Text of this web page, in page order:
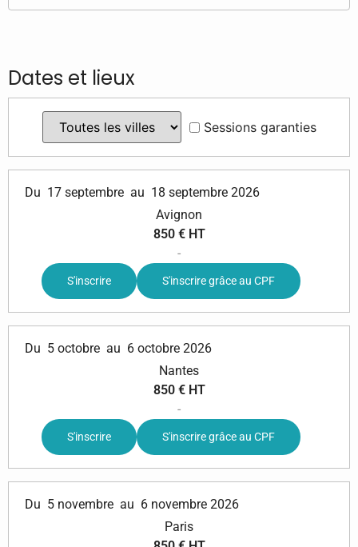
Dates et lieux
Sessions garanties
Du 17 septembre au 18 septembre 2026
Avignon
850 € HT
-
S'inscrire S'inscrire grâce au CPF
Du 5 octobre au 6 octobre 2026
Nantes
850 € HT
-
S'inscrire S'inscrire grâce au CPF
Du 5 novembre au 6 novembre 2026
Paris